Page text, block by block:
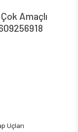
Amaçlı
Uçları